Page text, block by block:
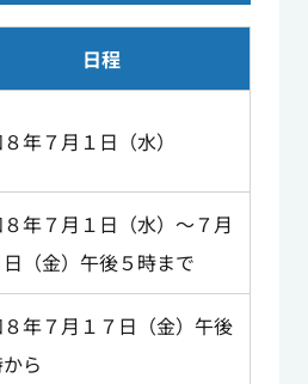
日程
年７月１日（水）
年７月１日（水）～７月
日（金）午後５時まで
年７月１７日（金）午後
ら